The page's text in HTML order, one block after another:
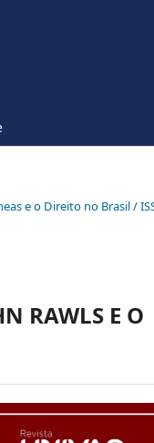
e o Direito no Brasil /
RAWLS E O